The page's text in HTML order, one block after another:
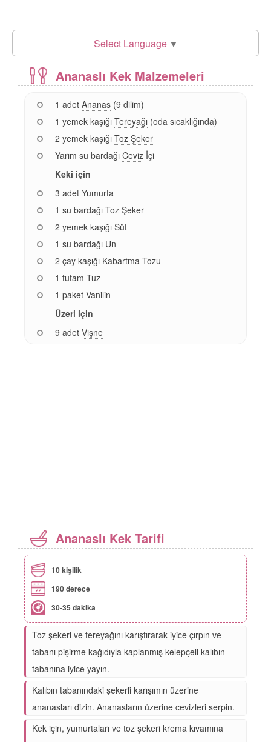
Select Language ▼
Ananaslı Kek Malzemeleri
1 adet Ananas (9 dilim)
1 yemek kaşığı Tereyağı (oda sıcaklığında)
2 yemek kaşığı Toz Şeker
Yarım su bardağı Ceviz İçi
Keki için
3 adet Yumurta
1 su bardağı Toz Şeker
2 yemek kaşığı Süt
1 su bardağı Un
2 çay kaşığı Kabartma Tozu
1 tutam Tuz
1 paket Vanilin
Üzeri için
9 adet Vişne
Ananaslı Kek Tarifi
10 kişilik
190 derece
30-35 dakika
Toz şekeri ve tereyağını karıştırarak iyice çırpın ve
tabanı pişirme kağıdıyla kaplanmış kelepçeli kalıbın
tabanına iyice yayın.
Kalıbın tabanındaki şekerli karışımın üzerine
ananasları dizin. Ananasların üzerine cevizleri serpin.
Kek için, yumurtaları ve toz şekeri krema kıvamına